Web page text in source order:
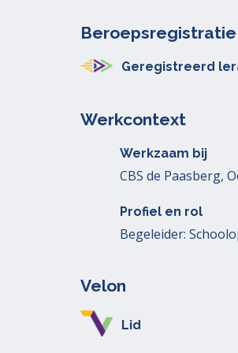
Beroepsregistratie
Geregistreerd
Werkcontext
Werkzaam bij
CBS de Paasberg,
Profiel en rol
Begeleider:
Velon
Lid